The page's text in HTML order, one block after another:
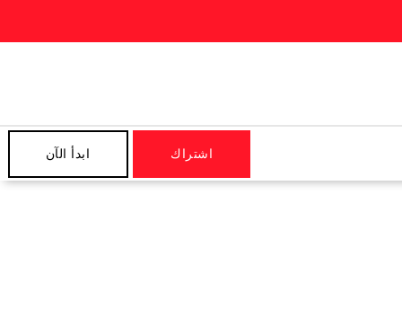
اشتراك ابدأ الآن